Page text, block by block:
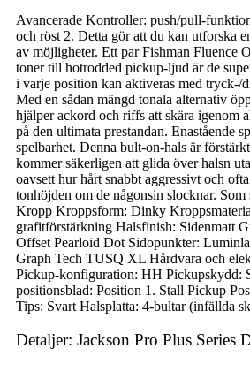
Avancerade Kontroller: push/pull-
och röst 2. Detta gör att du kan utforska
av möjligheter. Ett par Fishman Fluence
toner till hotrodded pickup-ljud är de
i varje position kan aktiveras med tryck-/
Med en sådan mängd tonala alternativ
hjälper ackord och riffs att skära igenom
på den ultimata prestandan. Enastående
spelbarhet. Denna bult-on-hals är
kommer säkerligen att glida över halsn
oavsett hur hårt snabbt aggressivt och
tonhöjden om de någonsin slocknar.
Kropp Kroppsform: Dinky
grafitförstärkning Halsfinish: Sidenmatt
Offset Pearloid Dot Sidopunkter:
Graph Tech TUSQ XL Hårdvara och
Pickup-konfiguration: HH Pickupskydd:
positionsblad: Position 1. Stall Pickup
Tips: Svart Halsplatta: 4-bultar (infällda
Detaljer: Jackson Pro Plus